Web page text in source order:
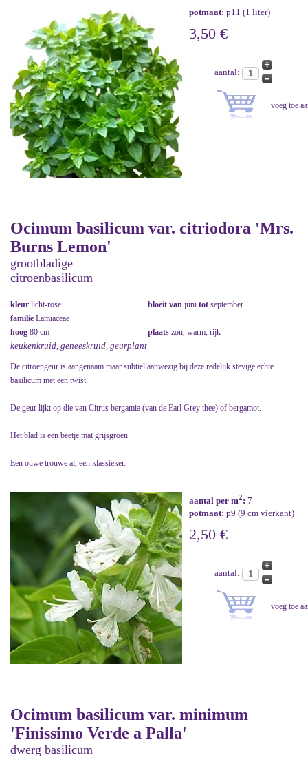
potmaat: p11 (1 liter)
3,50 €
aantal:
Ocimum basilicum var. citriodora 'Mrs.
Burns Lemon'
grootbladige
citroenbasilicum
kleur licht-rose bloeit van juni tot september
familie Lamiaceae
hoog 80 cm plaats zon, warm, rijk
keukenkruid, geneeskruid, geurplant
De citroengeur is aangenaam maar subtiel aanwezig bij deze redelijk stevige echte
basilicum met een twist.
De geur lijkt op die van Citrus bergamia (van de Earl Grey thee) of bergamot.
Het blad is een beetje mat grijsgroen.
Een ouwe trouwe al, een klassieker.
aantal per m2: 7
potmaat: p9 (9 cm vierkant)
2,50 €
aantal:
Ocimum basilicum var. minimum
'Finissimo Verde a Palla'
dwerg basilicum